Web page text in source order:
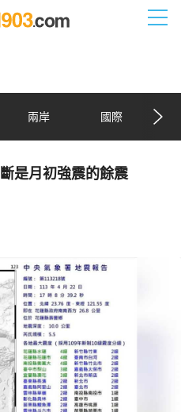
兩岸 國際
是月初強震的餘震